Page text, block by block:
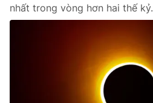
Pháp luật
nhất trong vòng hơn hai thế kỷ.